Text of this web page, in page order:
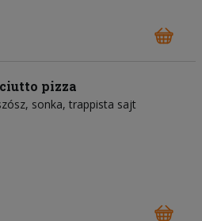
pizza
sonka trappista sajt